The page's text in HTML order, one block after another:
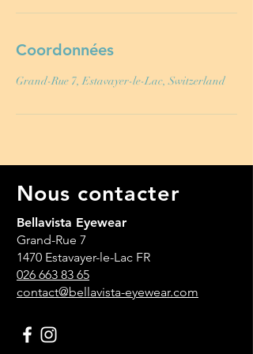
Coordonnées
Grand-Rue 7, Estavayer-le-Lac, Switzerland
Nous contacter
Bellavista Eyewear
Grand-Rue 7
1470 Estavayer-le-Lac FR
026 663 83 65
contact@bellavista-eyewear.com